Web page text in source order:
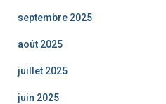
septembre 2025
août 2025
juillet 2025
juin 2025